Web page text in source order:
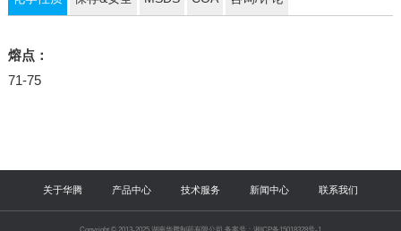
熔点：
71-75
关于华腾 产品中心 技术服务 新闻中心 联系我们
Copyright © 2013-2025 湖南华腾制药有限公司 备案号：湘ICP备15018328号-1